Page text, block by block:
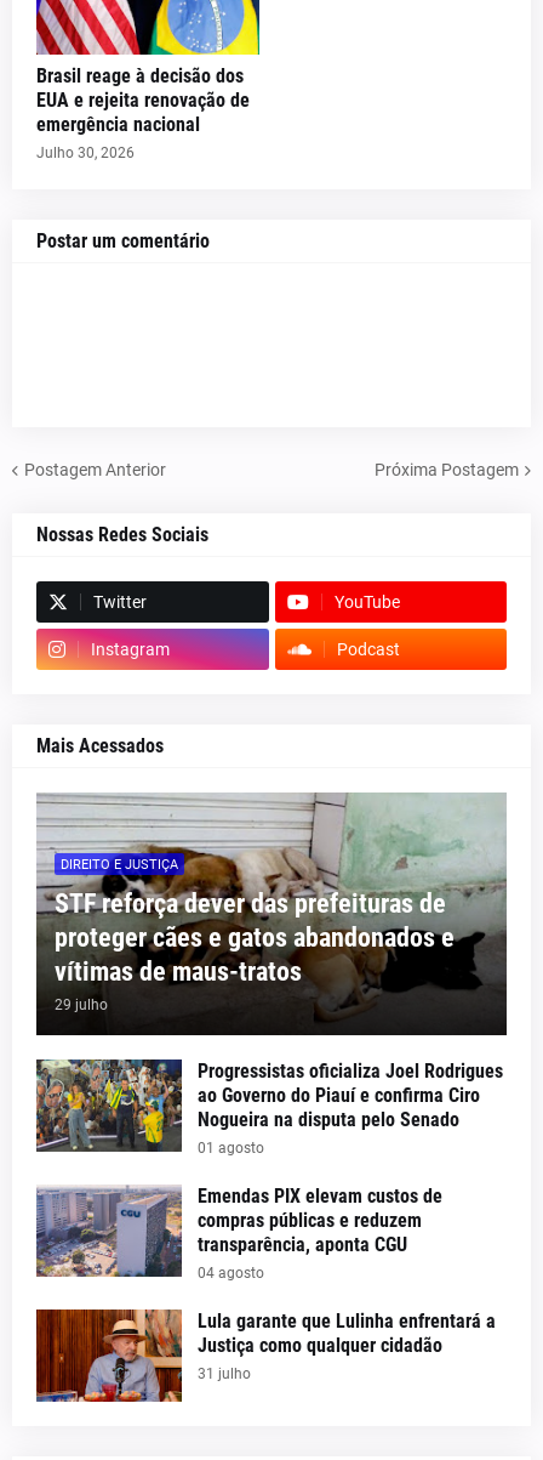
Brasil reage à decisão dos
EUA e rejeita renovação de
emergência nacional
Julho 30, 2026
Postar um comentário
Postagem Anterior Próxima Postagem
Nossas Redes Sociais
Twitter YouTube
Instagram Podcast
Mais Acessados
DIREITO E JUSTIÇA
STF reforça dever das prefeituras de
proteger cães e gatos abandonados e
vítimas de maus-tratos
29 julho
Progressistas oficializa Joel Rodrigues
ao Governo do Piauí e confirma Ciro
Nogueira na disputa pelo Senado
01 agosto
Emendas PIX elevam custos de
compras públicas e reduzem
transparência, aponta CGU
04 agosto
Lula garante que Lulinha enfrentará a
Justiça como qualquer cidadão
31 julho